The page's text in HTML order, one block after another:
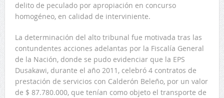
delito de peculado por apropiación en concurso
homogéneo, en calidad de interviniente.
La determinación del alto tribunal fue motivada tras las
contundentes acciones adelantas por la Fiscalía General
de la Nación, donde se pudo evidenciar que la EPS
Dusakawi, durante el año 2011, celebró 4 contratos de
prestación de servicios con Calderón Beleño, por un valor
de $ 87.780.000, que tenían como objeto el transporte de